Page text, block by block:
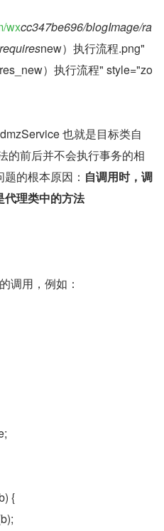
wxcc347be696/blogImage/ra
new）执行流程.png"
）执行流程" style="zo
也就是目标类自
的前后并不会执行事务的相
的根本原因： 自调用时，调
代理类中的方法
调用，例如：
{